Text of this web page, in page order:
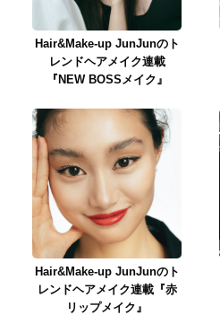
Hair&Make-up JunJunのト
レンドヘアメイク連載
『NEW BOSSメイク』
Hair&Make-up JunJunのト
レンドヘアメイク連載『赤
リップメイク』